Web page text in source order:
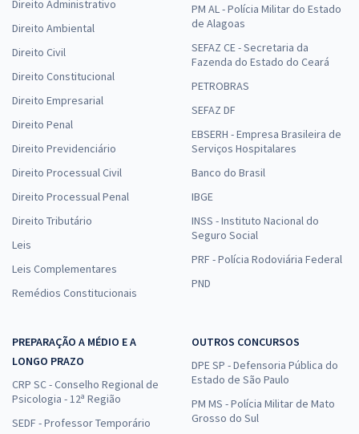
Direito Administrativo
Direito Ambiental
Direito Civil
Direito Constitucional
Direito Empresarial
Direito Penal
Direito Previdenciário
Direito Processual Civil
Direito Processual Penal
Direito Tributário
Leis
Leis Complementares
Remédios Constitucionais
PM AL - Polícia Militar do Estado
de Alagoas
SEFAZ CE - Secretaria da
Fazenda do Estado do Ceará
PETROBRAS
SEFAZ DF
EBSERH - Empresa Brasileira de
Serviços Hospitalares
Banco do Brasil
IBGE
INSS - Instituto Nacional do
Seguro Social
PRF - Polícia Rodoviária Federal
PND
PREPARAÇÃO A MÉDIO E A
LONGO PRAZO
CRP SC - Conselho Regional de
Psicologia - 12ª Região
SEDF - Professor Temporário
OUTROS CONCURSOS
DPE SP - Defensoria Pública do
Estado de São Paulo
PM MS - Polícia Militar de Mato
Grosso do Sul